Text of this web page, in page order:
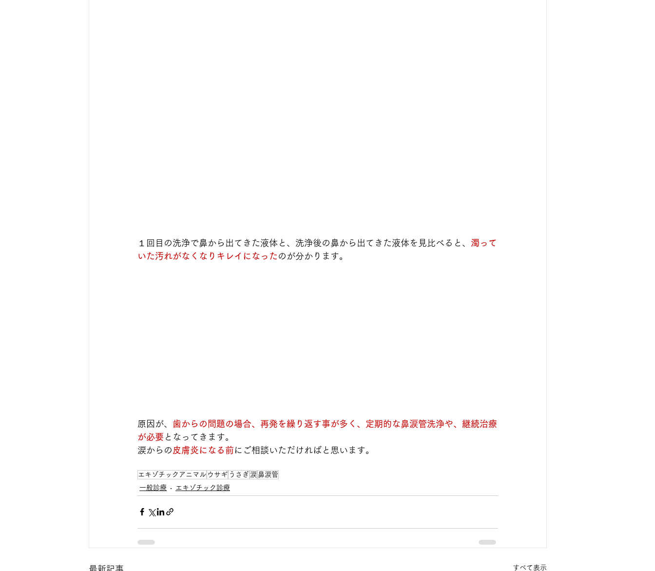
１回目の洗浄で鼻から出てきた液体と、洗浄後の鼻から出てきた液体を見比べると、 濁って
いた汚れがなくなりキレイになった のが分かります。
原因が、 歯からの問題の場合、再発を繰り返す事が多く、定期的な鼻涙管洗浄や、継続治療
が必要 となってきます。
涙からの 皮膚炎になる前にご相談いただければと思います。
エキゾチックアニマル ウサギ うさぎ 涙 鼻涙管
一般診療
エキゾチック診療
最新記事 すべて表示